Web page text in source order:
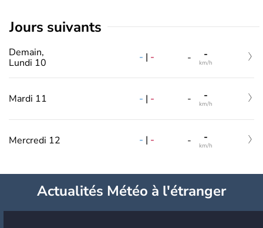
jours suivants
Demain,
Lundi 10
- | - - -
km/h
Mardi 11 - | - - -
km/h
Mercredi 12 - | - - -
km/h
Actualités Météo à l'étranger